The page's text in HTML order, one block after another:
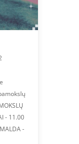
- 11.00
-